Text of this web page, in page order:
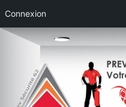
Connexion
Aller